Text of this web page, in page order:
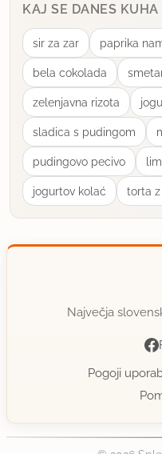
KAJ SE DANES KUHA
sir za zar paprika
bela cokolada
zelenjavna rizota
sladica s pudingom
pudingovo pecivo
jogurtov kolać torta
Največja
Pogoji